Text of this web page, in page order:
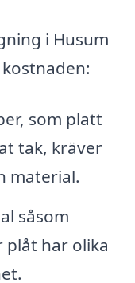
i Husum
som platt
tak, kräver
material.
såsom
plåt har olika